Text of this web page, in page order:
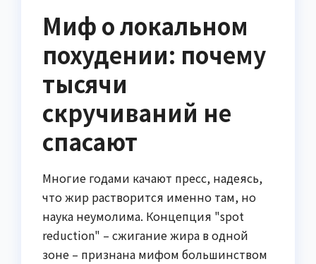
Миф о локальном
похудении: почему
тысячи
скручиваний не
спасают
Многие годами качают пресс, надеясь,
что жир растворится именно там, но
наука неумолима. Концепция "spot
reduction" – сжигание жира в одной
зоне – признана мифом большинством